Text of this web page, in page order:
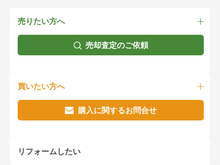
売りたい方へ
売却査定のご依頼
買いたい方へ
購入に関するお問合せ
リフォームしたい